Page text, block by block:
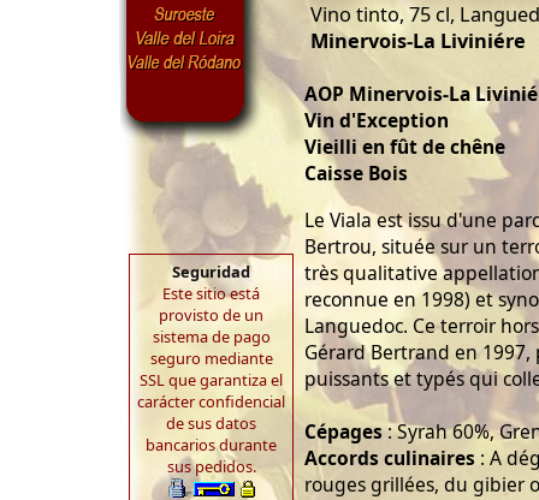
Seguridad
Este sitio está
provisto de un
sistema de pago
seguro mediante
SSL que garantiza el
carácter confidencial
de sus datos
bancarios durante
sus pedidos.
Vino tinto, 75 cl,
Minervois-La Liviniére
AOP Minervois-La
Vin d'Exception
Vieilli en fût de chêne
Caisse Bois
Le Viala est issu d'une
Bertrou, située sur un
très qualitative
reconnue en 1998) et
Languedoc. Ce terroir
Gérard Bertrand en
puissants et typés qui
Cépages: Syrah 60%,
Accords culinaires : A
rouges grillées, du gibier